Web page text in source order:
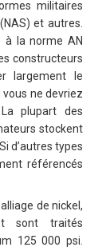
militaires
et autres.
à la norme AN
constructeurs
largement le
ne devriez
plupart des
stockent
d’autres types
référencés
de nickel,
sont traités
125 000 psi.